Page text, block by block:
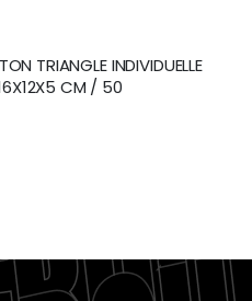
TRIANGLE INDIVIDUELLE
CM / 50